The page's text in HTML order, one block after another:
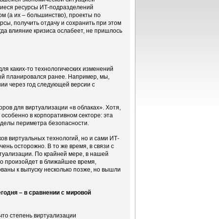
ресурсы ИТ-подразделений
(а их – большинство), проекты по
получить отдачу и сохранить при этом
влияние кризиса ослабеет, не пришлось
каких-то технологических изменений
планировался ранее. Например, мы,
через год следующей версии с
для виртуализации «в облаках». Хотя,
в корпоративном секторе: эта
периметра безопасности.
виртуальных технологий, но и сами ИТ-
осторожно. В то же время, в связи с
По крайней мере, в нашей
произойдет в ближайшее время,
к выпуску несколько позже, но вышли
– в сравнении с мировой
степень виртуализации